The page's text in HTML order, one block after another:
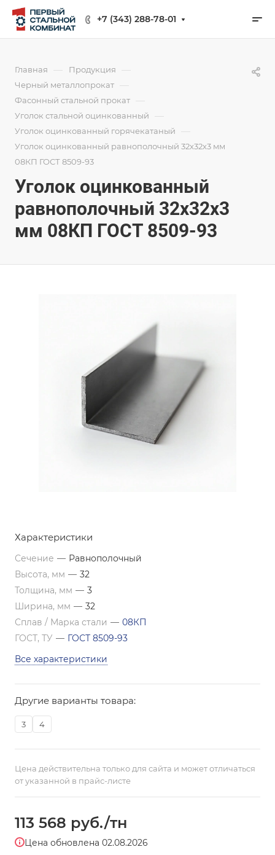
+7 (343) 288-78-01
Главная — Продукция —
Черный металлопрокат —
Фасонный стальной прокат —
Уголок стальной оцинкованный —
Уголок оцинкованный горячекатаный —
Уголок оцинкованный равнополочный 32х32х3 мм
08КП ГОСТ 8509-93
Уголок оцинкованный
равнополочный 32х32х3
мм 08КП ГОСТ 8509-93
Характеристики
Сечение — Равнополочный
Высота, мм — 32
Толщина, мм — 3
Ширина, мм — 32
Сплав / Марка стали — 08КП
ГОСТ, ТУ — ГОСТ 8509-93
Все характеристики
Другие варианты товара:
3 4
Цена действительна только для сайта и может отличаться
от указанной в прайс-листе
113 568 руб./тн
Цена обновлена 02.08.2026